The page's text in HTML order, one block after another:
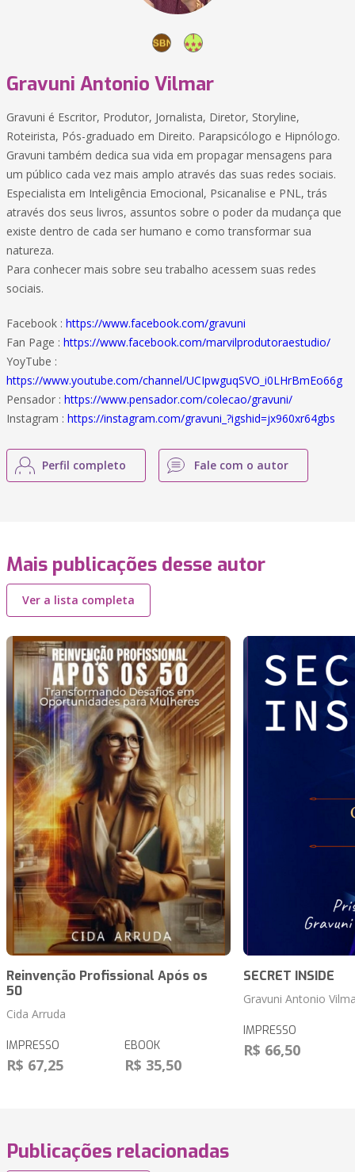
Gravuni Antonio Vilmar
Gravuni é Escritor, Produtor, Jornalista, Diretor, Storyline,
Roteirista, Pós-graduado em Direito. Parapsicólogo e Hipnólogo.
Gravuni também dedica sua vida em propagar mensagens para
um público cada vez mais amplo através das suas redes sociais.
Especialista em Inteligência Emocional, Psicanalise e PNL, trás
através dos seus livros, assuntos sobre o poder da mudança que
existe dentro de cada ser humano e como transformar sua
natureza.
Para conhecer mais sobre seu trabalho acessem suas redes
sociais.
Facebook : https://www.facebook.com/gravuni
Fan Page : https://www.facebook.com/marvilprodutoraestudio/
YoyTube :
https://www.youtube.com/channel/UCIpwguqSVO_i0LHrBmEo66g
Pensador : https://www.pensador.com/colecao/gravuni/
Instagram : https://instagram.com/gravuni_?igshid=jx960xr64gbs
Perfil completo Fale com o autor
Mais publicações desse autor
Ver a lista completa
Reinvenção Profissional Após os
50
Cida Arruda
IMPRESSO
R$ 67,25
EBOOK
R$ 35,50
SECRET INSIDE
Gravuni Antonio
IMPRESSO
R$ 66,50
Publicações relacionadas